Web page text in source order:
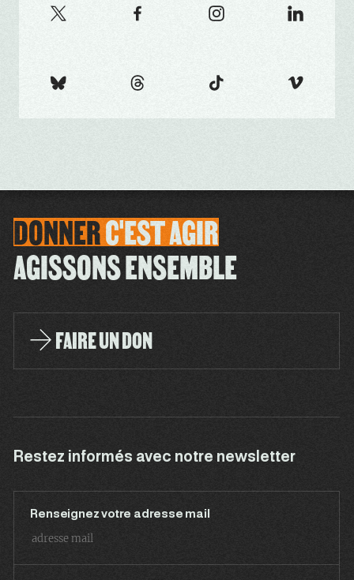
DONNERC'ESTAGIR
AGISSONS ENSEMBLE
FAIRE UN DON
Restez informés avec notre newsletter
Renseignez votre adresse mail